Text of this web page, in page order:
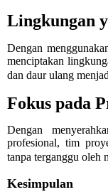
Lingkungan
Dengan
menciptakan
dan daur ulang
Fokus pada
Dengan
profesional, tim
tanpa terganggu oleh
Kesimpulan